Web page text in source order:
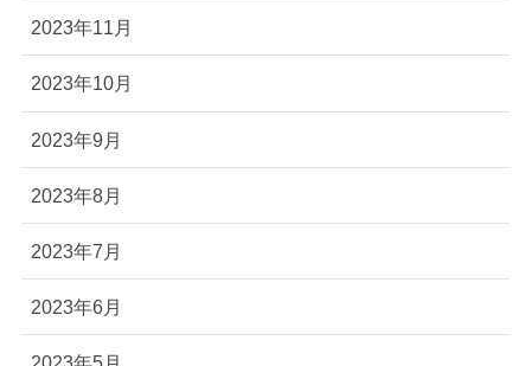
2023年11月
2023年10月
2023年9月
2023年8月
2023年7月
2023年6月